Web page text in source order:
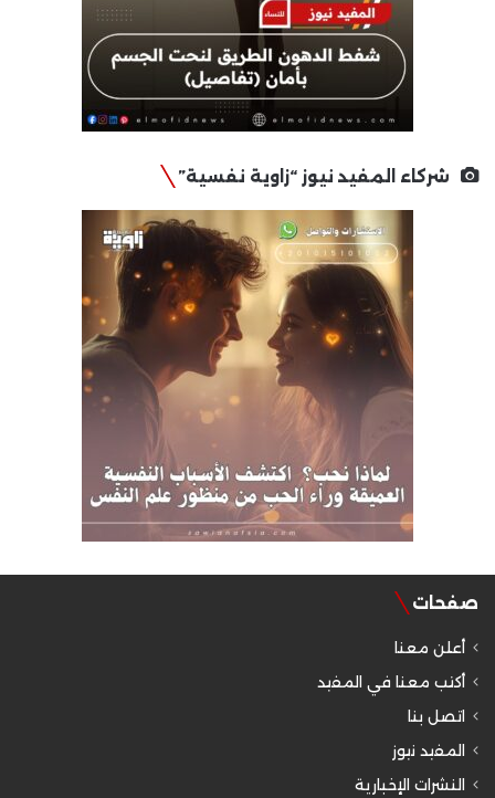
شركاء المفيد نيوز “زاوية نفسية”
صفحات
أعلن معنا
أكتب معنا في المفيد
اتصل بنا
المفيد نيوز
النشرات الإخبارية